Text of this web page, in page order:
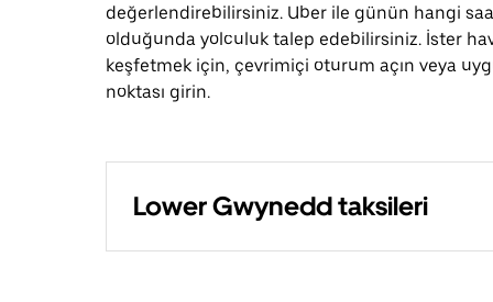
değerlendirebilirsiniz. Uber ile günün hangi
olduğunda yolculuk talep edebilirsiniz. İster
keşfetmek için, çevrimiçi oturum açın veya
noktası girin.
Lower Gwynedd taksileri